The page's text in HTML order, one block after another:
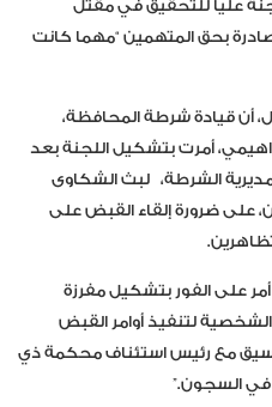
عليا للتحقيق في مقتل
بحق المتهمين “مهما كانت
٢٨ كانون الأول، أن قيادة شرطة المحافظة،
أمرت بتشكيل اللجنة بعد
الشرطة، لبث الشكاوى
على ضرورة إلقاء القبض على
أمر على الفور بتشكيل مفرزة
لتنفيذ أوامر القبض
مع رئيس استئناف محكمة ذي
في السجون.”